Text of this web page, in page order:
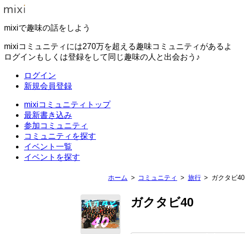
mixiで趣味の話をしよう
mixiコミュニティには270万を超える趣味コミュニティがあるよ
ログインもしくは登録をして同じ趣味の人と出会おう♪
ログイン
新規会員登録
mixiコミュニティトップ
最新書き込み
参加コミュニティ
コミュニティを探す
イベント一覧
イベントを探す
ホーム コミュニティ 旅行 ガクタビ40
ガクタビ40